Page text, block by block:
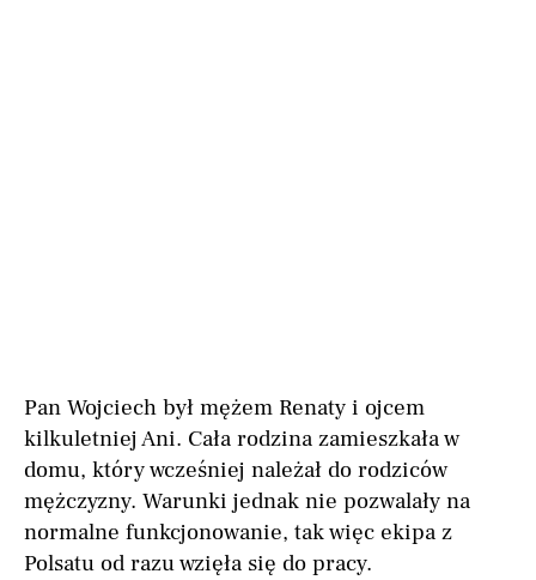
Pan Wojciech był mężem Renaty i ojcem
kilkuletniej Ani. Cała rodzina zamieszkała w
domu, który wcześniej należał do rodziców
mężczyzny. Warunki jednak nie pozwalały na
normalne funkcjonowanie, tak więc ekipa z
Polsatu od razu wzięła się do pracy.